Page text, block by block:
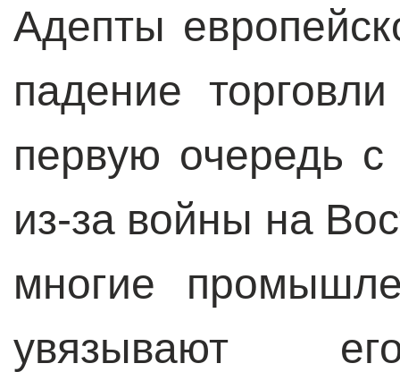
Адепты
падение
первую очередь
из-за войны на
многие
увязывают